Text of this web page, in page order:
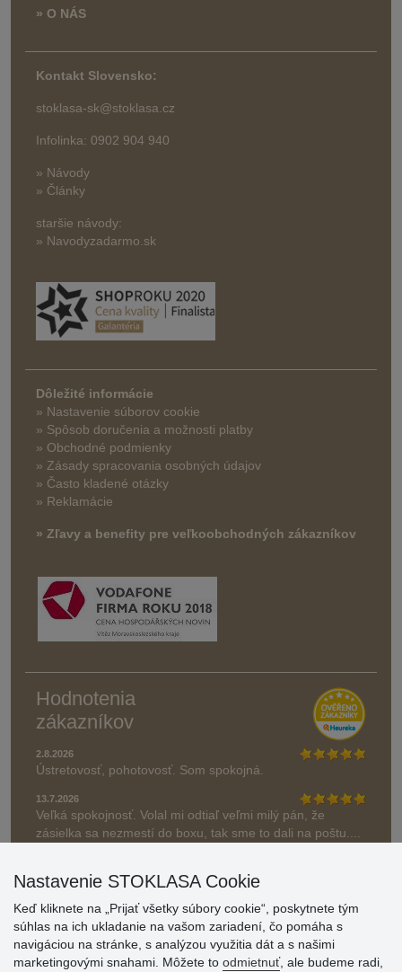
» O NÁS
Kontakt Slovensko:
stoklasa-sk@stoklasa.cz
Infolinka: 0902 904 940
» Návody
» Články
staršie návody:
» Navodyzadarmo.sk
Dôležité informácie
» Nastavenie súborov cookie
» Spôsob doručenia a možnosti platby
» Obchodné podmienky
» Zásady spracovania osobných údajov
» Často kladené otázky
» Reklamácie
» Zľavy a benefity pre veľkoobchodných zákazníkov
Hodnotenia
zákazníkov
2.8.2026
Ústretovosť, pohotovosť. Som spokojná.
13.7.2026
Veľká spokojnosť. Volal mi odtiaľ veľmi milý pán, že
zásielka sa nezmestí do boxu, tak sme to dali na poštu....
» Aktuálne 6948 recenzií
Nastavenie STOKLASA Cookie
Keď kliknete na „Prijať všetky súbory cookie“, poskytnete tým
súhlas na ich ukladanie na vašom zariadení, čo pomáha s
navigáciou na stránke, s analýzou využitia dát a s našimi
marketingovými snahami. Môžete to odmietnuť, ale budeme radi,